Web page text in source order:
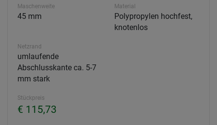
Maschenweite
45 mm
Material
Polypropylen hochfest,
knotenlos
Netzrand
umlaufende
Abschlusskante ca. 5-7
mm stark
Stückpreis
€ 115,73